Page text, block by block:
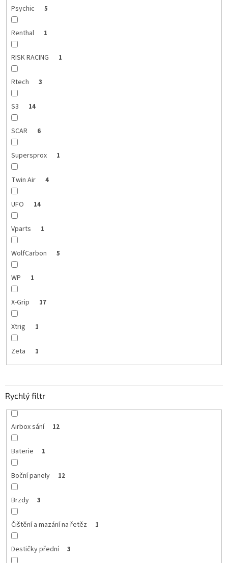
Psychic 5
Renthal 1
RISK RACING 1
Rtech 3
S3 14
SCAR 6
Supersprox 1
Twin Air 4
UFO 14
Vparts 1
WolfCarbon 5
WP 1
X-Grip 17
Xtrig 1
Zeta 1
Rychlý filtr
Airbox sání 12
Baterie 1
Boční panely 12
Brzdy 3
Čištění a mazání na řetěz 1
Destičky přední 3